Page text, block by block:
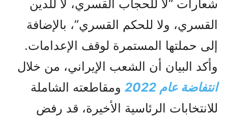
شعارات “لا للحجاب القسري، لا للدين
القسري، ولا للحكم القسري”، بالإضافة
إلى حملتها المستمرة لوقف الإعدامات.
وأكد البيان أن الشعب الإيراني، من خلال
انتفاضة عام 2022
ومقاطعته الشاملة
للانتخابات الرئاسية الأخيرة، قد رفض